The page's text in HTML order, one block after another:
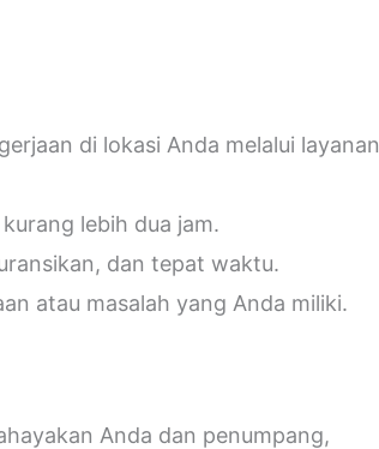
di lokasi Anda melalui layanan
lebih dua jam.
dan tepat waktu.
atau masalah yang Anda miliki.
Anda dan penumpang,